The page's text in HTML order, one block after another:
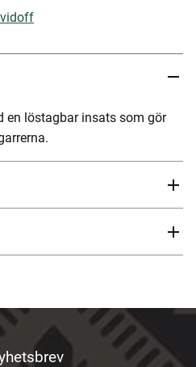
en löstagbar insats som gör